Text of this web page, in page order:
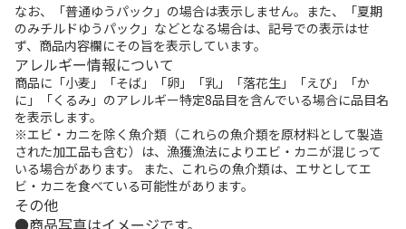
なお、「普通ゆうパック」の場合は表示しません。また、「夏期
のみチルドゆうパック」などとなる場合は、記号での表示はせ
ず、商品内容欄にその旨を表示しています。
アレルギー情報について
商品に「小麦」「そば」「卵」「乳」「落花生」「えび」「か
に」「くるみ」のアレルギー特定8品目を含んでいる場合に品目名
を表示します。
※エビ・カニを除く魚介類（これらの魚介類を原材料として製造
された加工品も含む）は、漁獲漁法によりエビ・カニが混じって
いる場合があります。 また、これらの魚介類は、エサとしてエ
ビ・カニを食べている可能性があります。
その他
商品写真はイメージです。